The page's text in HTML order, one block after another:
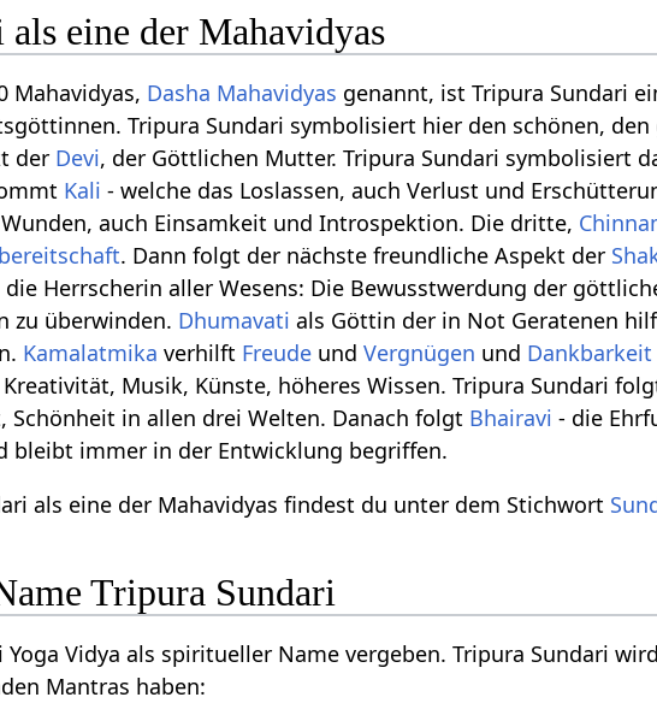
eine der Mahavidyas
Mahavidyas, Dasha Mahavidyas genannt, ist Tripura Sundari
Tripura Sundari symbolisiert hier den schönen,
der Devi, der Göttlichen Mutter. Tripura Sundari symbolisiert
Kali - welche das Loslassen, auch Verlust und
auch Einsamkeit und Introspektion. Die dritte,
. Dann folgt der nächste freundliche Aspekt der
Herrscherin aller Wesens: Die Bewusstwerdung der
zu überwinden. Dhumavati als Göttin der in Not Geratenen
Kamalatmika verhilft Freude undVergnügen und Dankbarkeit
Kreativität, Musik, Künste, höheres Wissen. Tripura Sundari
in allen drei Welten. Danach folgt Bhairavi - die
bleibt immer in der Entwicklung begriffen.
als eine der Mahavidyas findest du unter dem Stichwort
Tripura Sundari
Vidya als spiritueller Name vergeben. Tripura Sundari
Mantras haben: